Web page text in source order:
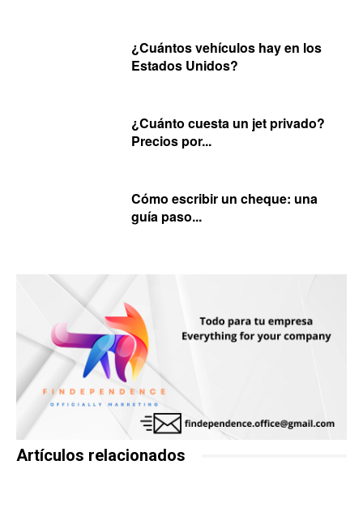
¿Cuántos vehículos hay en los
Estados Unidos?
¿Cuánto cuesta un jet privado?
Precios por...
Cómo escribir un cheque: una
guía paso...
Artículos relacionados